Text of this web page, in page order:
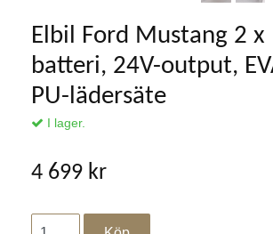
Elbil Ford Mustang 2 x
batteri, 24V-output,
PU-lädersäte
I lager.
4 699 kr